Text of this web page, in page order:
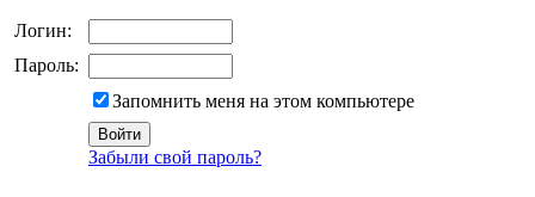
Логин:
Пароль:
Запомнить меня на этом компьютере
Забыли свой пароль?